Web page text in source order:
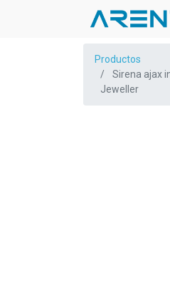
Productos
Sirena ajax
Jeweller